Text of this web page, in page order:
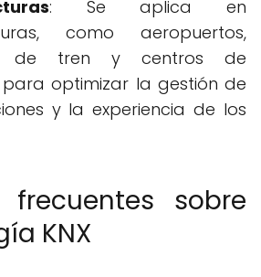
: Se aplica en
como aeropuertos,
de tren y centros de
optimizar la gestión de
y la experiencia de los
frecuentes sobre
KNX